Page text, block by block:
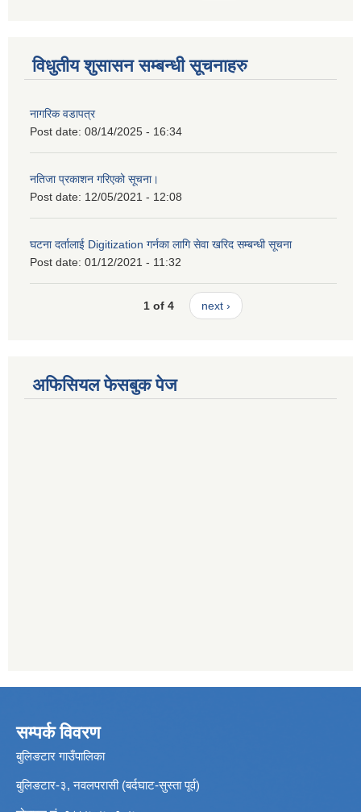
विधुतीय शुसासन सम्बन्धी सूचनाहरु
नागरिक वडापत्र
Post date: 08/14/2025 - 16:34
नतिजा प्रकाशन गरिएको सूचना।
Post date: 12/05/2021 - 12:08
घटना दर्तालाई Digitization गर्नका लागि सेवा खरिद सम्बन्धी सूचना
Post date: 01/12/2021 - 11:32
1 of 4 next ›
अफिसियल फेसबुक पेज
सम्पर्क विवरण
बुलिङटार गाउँपालिका
बुलिङटार-३, नवलपरासी (बर्दघाट-सुस्ता पूर्व)